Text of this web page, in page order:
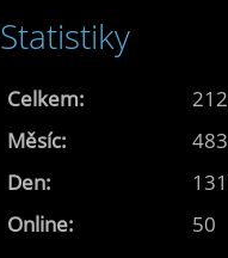
Statistiky
Online: 50
Celkem:
Měsíc:
Den: